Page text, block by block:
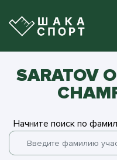
SARATOV
Начните поиск по